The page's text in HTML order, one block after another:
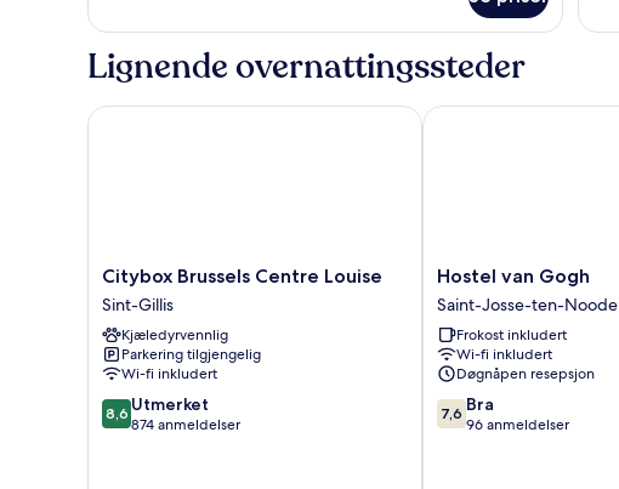
Plus
Lignende overnattingssteder
Citybox
Brussels
Centre
Louise
Sint-
Gillis
Citybox Brussels Centre Louise
Sint-Gillis
Kjæledyrvennlig
Parkering tilgjengelig
Wi-fi inkludert
8.6
av
8,6 Utmerket
874 anmeldelser
Citybox Brussels Centre Louise
Hostel
van
Gogh
Saint-
Josse-
ten-
Noode
Hostel van Gogh
Saint-Josse-ten-Noode
Frokost inkludert
Wi-fi inkludert
Døgnåpen resepsjon
7.6
av
7,6 Bra
96 anmeldelser
Hostel van Gogh